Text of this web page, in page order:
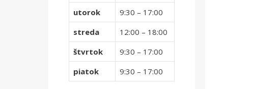
utorok
9:30 – 17:00
streda
12:00 – 18:00
štvrtok
9:30 – 17:00
piatok
9:30 – 17:00